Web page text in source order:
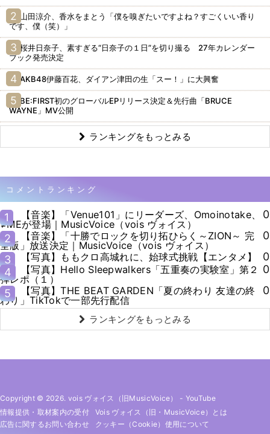
山田涼介、香水をまとう「僕を嗅ぎたいですよね？すごくいい香り
です、僕（笑）」
桜井日奈子、素すぎる“日奈子の１日”を切り撮る 27年カレンダー
ブック発売決定
AKB48伊藤百花、ダイアン津田の生「スー！」に大興奮
BE:FIRST初のグローバルEPリリース決定＆先行曲「BRUCE
WAYNE」MV公開
ランキングをもっとみる
コメントランキング
1
【音楽】「Venue101」にリーダーズ、Omoinotake、
≠MEが登場｜MusicVoice（vois ヴォイス）
0
2
【音楽】「十勝でロックを切り拓ひらく～ZION～ 完
全版」放送決定｜MusicVoice（vois ヴォイス）
0
3
【写真】ももクロ高城れに、始球式挑戦【エンタメ】
0
4
【写真】Hello Sleepwalkers「五重奏の実験室」第２
弾レポ（１）
0
5
【写真】THE BEAT GARDEN「夏の終わり 友達の終
わり」TikTokで一部先行配信
0
ランキングをもっとみる
Copyright © 2026. vois ヴォイス（旧MusicVoice） - YouTube
情報提供・取材案内の受付
Vois ヴォイス（旧・MusicVoice）とは
広告に関するお問い合わせ
クッキー（cookie）使用について